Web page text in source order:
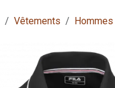
Vêtements Hommes